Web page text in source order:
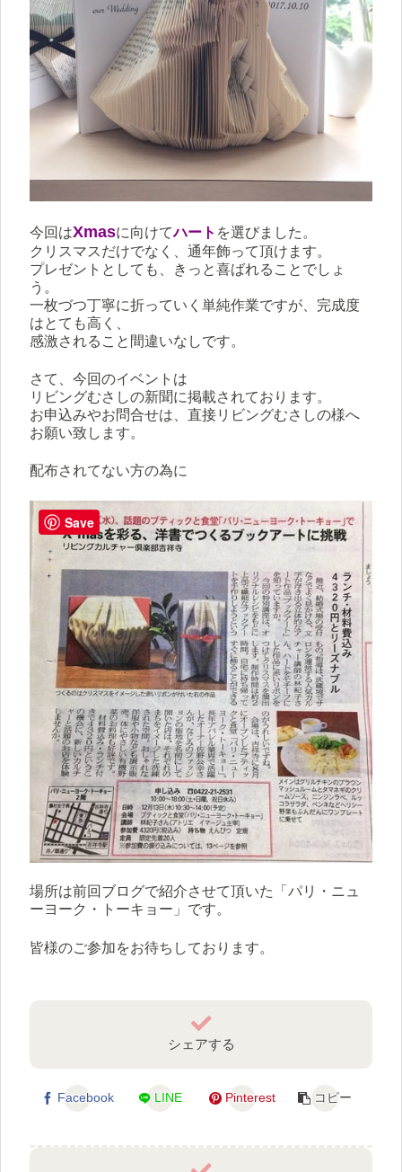
今回はXmasに向けてハート を選びました。
クリスマスだけでなく、通年飾って頂けます。
プレゼントとしても、きっと喜ばれることでしょ
う。
一枚づつ丁寧に折っていく単純作業ですが、完成度
はとても高く、
感激されること間違いなしです。
さて、今回のイベントは
リビングむさしの新聞に掲載されております。
お申込みやお問合せは、直接リビングむさしの様へ
お願い致します。
配布されてない方の為に
場所は前回ブログで紹介させて頂いた「パリ・ニュ
ーヨーク・トーキョー」です。
皆様のご参加をお待ちしております。
シェアする
Facebook LINE Pinterest コピー
Save